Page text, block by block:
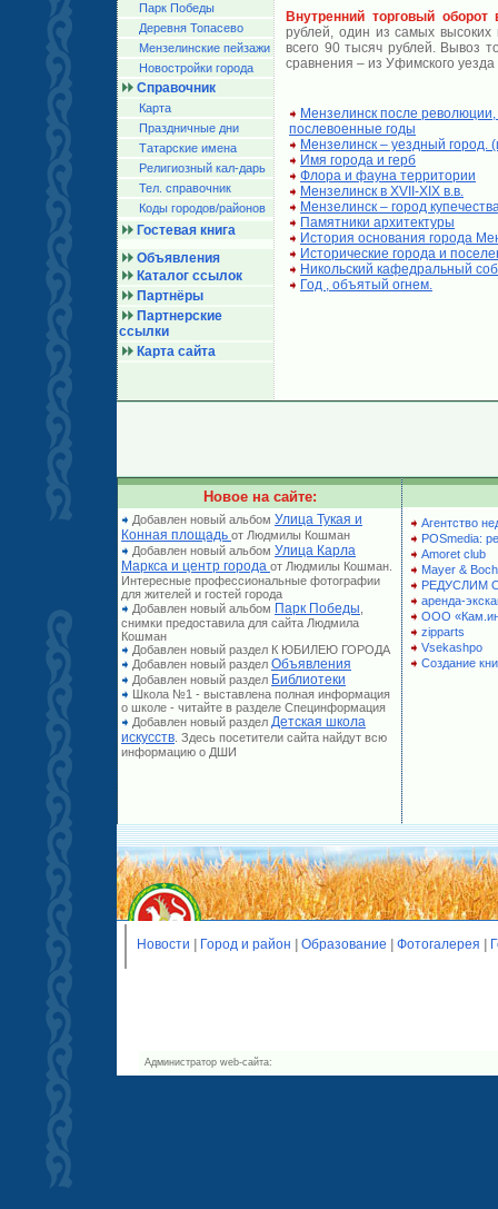
Парк Победы
Деревня Топасево
Мензелинские пейзажи
Новостройки города
Справочник
Карта
Праздничные дни
Татарские имена
Религиозный кал-дарь
Тел. справочник
Коды городов/райoнов
Гостевая книга
Объявления
Каталог ссылок
Партнёры
Партнерские
ссылки
Карта сайта
Внутренний торговый
рублей, один из самых высоких
всего 90 тысяч рублей. Вывоз
сравнения – из Уфимского
Мензелинск после
послевоенные годы
Мензелинск – уездный город.
Имя города и герб
Флора и фауна территории
Мензелинск в XVII-XIX в.в.
Мензелинск – город
Памятники архитектуры
История основания города
Исторические города и
Никольский кафедральный
Год , объятый огнем.
Новое на сайте:
Добавлен новый альбом Улица Тукая и
Конная площадь от Людмилы Кошман
Добавлен новый альбом Улица Карла
Маркса и центр города от Людмилы Кошман.
Интересные профессиональные фотографии
для жителей и гостей города
Добавлен новый альбом Парк Победы
снимки предоставила для сайта Людмила
Кошман
Добавлен новый раздел К ЮБИЛЕЮ ГОРОДА
Добавлен новый раздел Объявления
Добавлен новый раздел Библиотеки
Школа №1 - выставлена полная информация
о школе - читайте в разделе Специнформация
Добавлен новый раздел Детская школа
искусств . Здесь посетители сайта найдут всю
информацию о ДШИ
Агентство
POSmedia:
Amoret club
Mayer & Boch
РЕДУСЛИМ
аренда-
ООО
zipparts
Vsekashpo
Создание
Новости Город и район Образование Фотогалерея
Администратор web-сайта: